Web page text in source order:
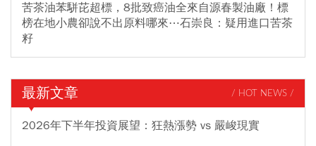
苦茶油苯駢芘超標，8批致癌油全來自源春製油廠！標
榜在地小農卻說不出原料哪來⋯石崇良：疑用進口苦茶
籽
最新文章 / HOT NEWS /
2026年下半年投資展望：狂熱漲勢 vs 嚴峻現實